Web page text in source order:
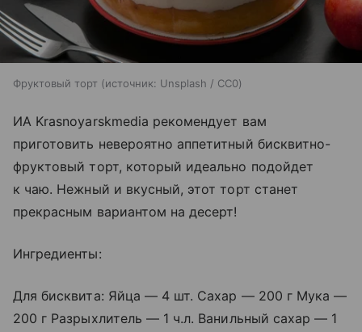
Фруктовый торт источник: Unsplash / CC0
ИА Krasnoyarskmedia рекомендует вам
приготовить невероятно аппетитный бисквитно-
фруктовый торт, который идеально подойдет
к чаю. Нежный и вкусный, этот торт станет
прекрасным вариантом на десерт!
Ингредиенты:
Для бисквита: Яйца — 4 шт. Сахар — 200 г Мука —
200 г Разрыхлитель — 1 ч.л. Ванильный сахар — 1